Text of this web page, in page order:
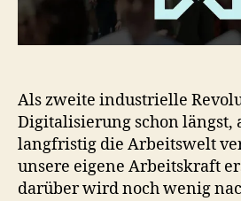
Als zweite industrielle
Digitalisierung schon längst,
langfristig die Arbeitswelt
unsere eigene Arbeitskraft
darüber wird noch wenig